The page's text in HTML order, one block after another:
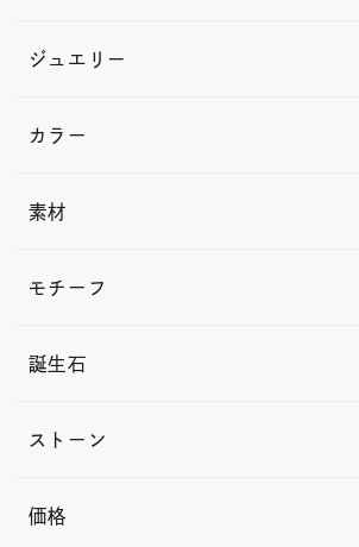
ジュエリー
カラー
素材
モチーフ
誕生石
ストーン
価格